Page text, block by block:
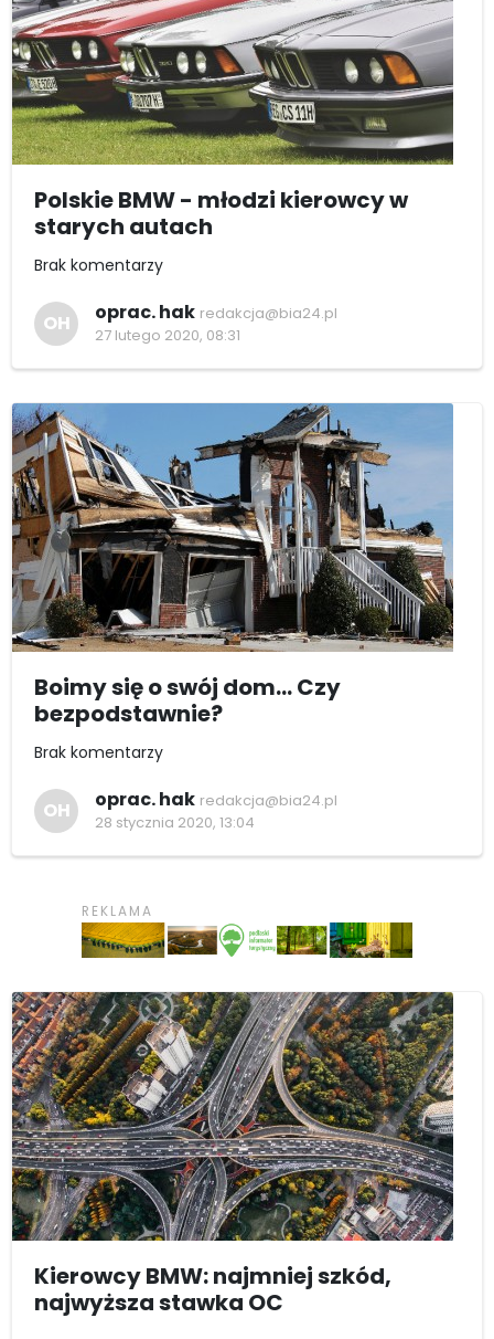
Polskie BMW - młodzi kierowcy w
starych autach
Brak komentarzy
OH oprac. hak redakcja@bia24.pl
27 lutego 2020, 08:31
Boimy się o swój dom... Czy
bezpodstawnie?
Brak komentarzy
OH oprac. hak redakcja@bia24.pl
28 stycznia 2020, 13:04
Kierowcy BMW: najmniej szkód,
najwyższa stawka OC